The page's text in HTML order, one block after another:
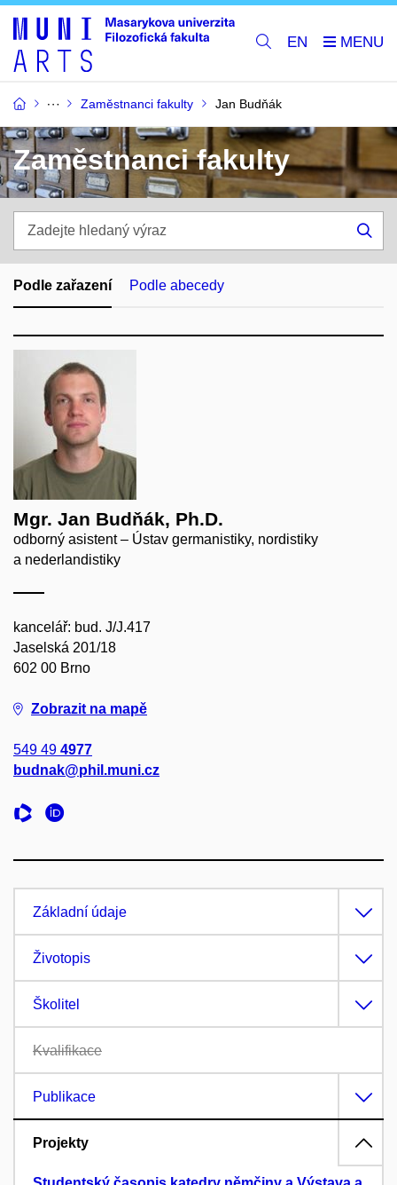
EN
Zaměstnanci fakulty Jan Budňák
Zaměstnanci fakulty
hledaný
výraz
Podle zařazení Podle abecedy
Mgr. Jan Budňák, Ph.D.
odborný asistent – Ústav germanistiky, nordistiky
a nederlandistiky
kancelář: bud. J/J.417
Jaselská 201/18
602 00 Brno
Zobrazit na mapě
549 49 4977
budnak@phil.muni.cz
Základní údaje
Životopis
Školitel
Kvalifikace
Publikace
Projekty